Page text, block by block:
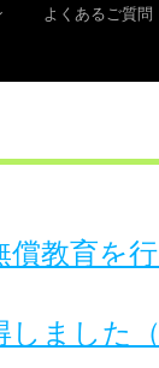
よくあるご質問
償教育を
ました